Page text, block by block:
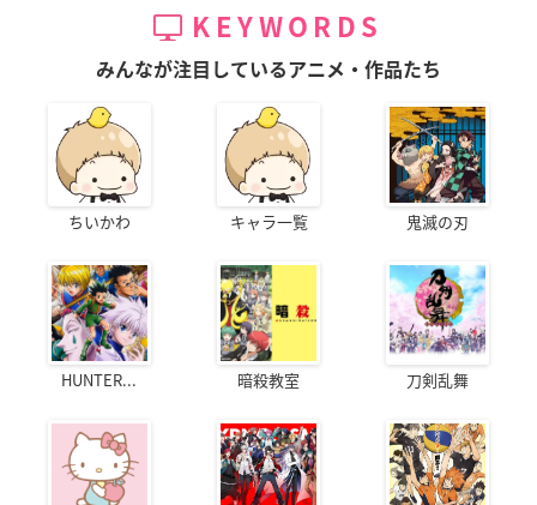
KEYWORDS
みんなが注目しているアニメ・作品たち
ちいかわ キャラ一覧 鬼滅の刃
HUNTER... 暗殺教室 刀剣乱舞